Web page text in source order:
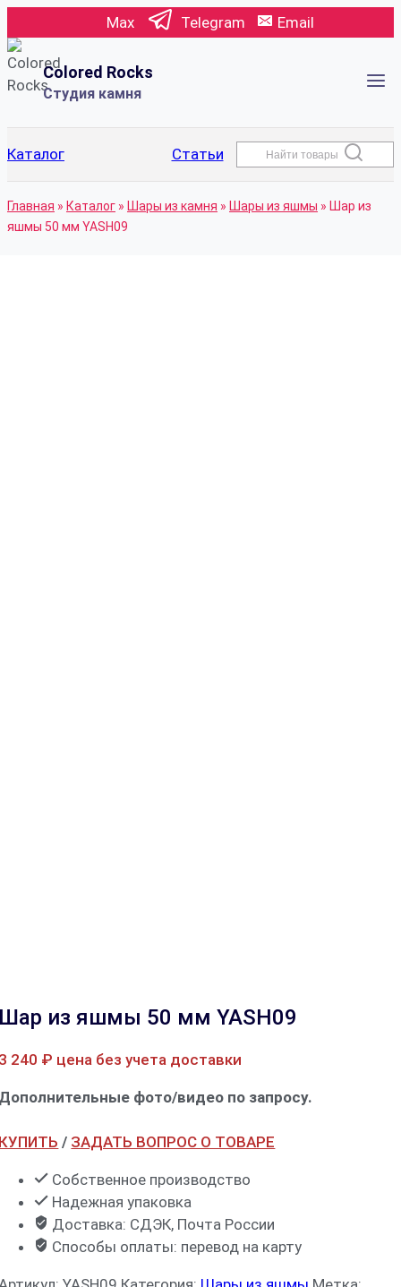
к
содержимому
Max Telegram Email
Colored Rocks
Студия камня
Каталог Статьи Найти товары
Главная » Каталог » Шары из камня » Шары из яшмы » Шар из
яшмы 50 мм YASH09
из яшмы 50 мм YASH09
240 ₽ цена без учета доставки
фото/видео по запросу.
/ ЗАДАТЬ ВОПРОС О ТОВАРЕ
Собственное производство
Надежная упаковка
Доставка: СДЭК, Почта России
Способы оплаты: перевод на карту